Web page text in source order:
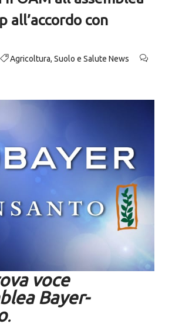
all’accordo con
Agricoltura, Suolo e Salute News
voce
Bayer-
.